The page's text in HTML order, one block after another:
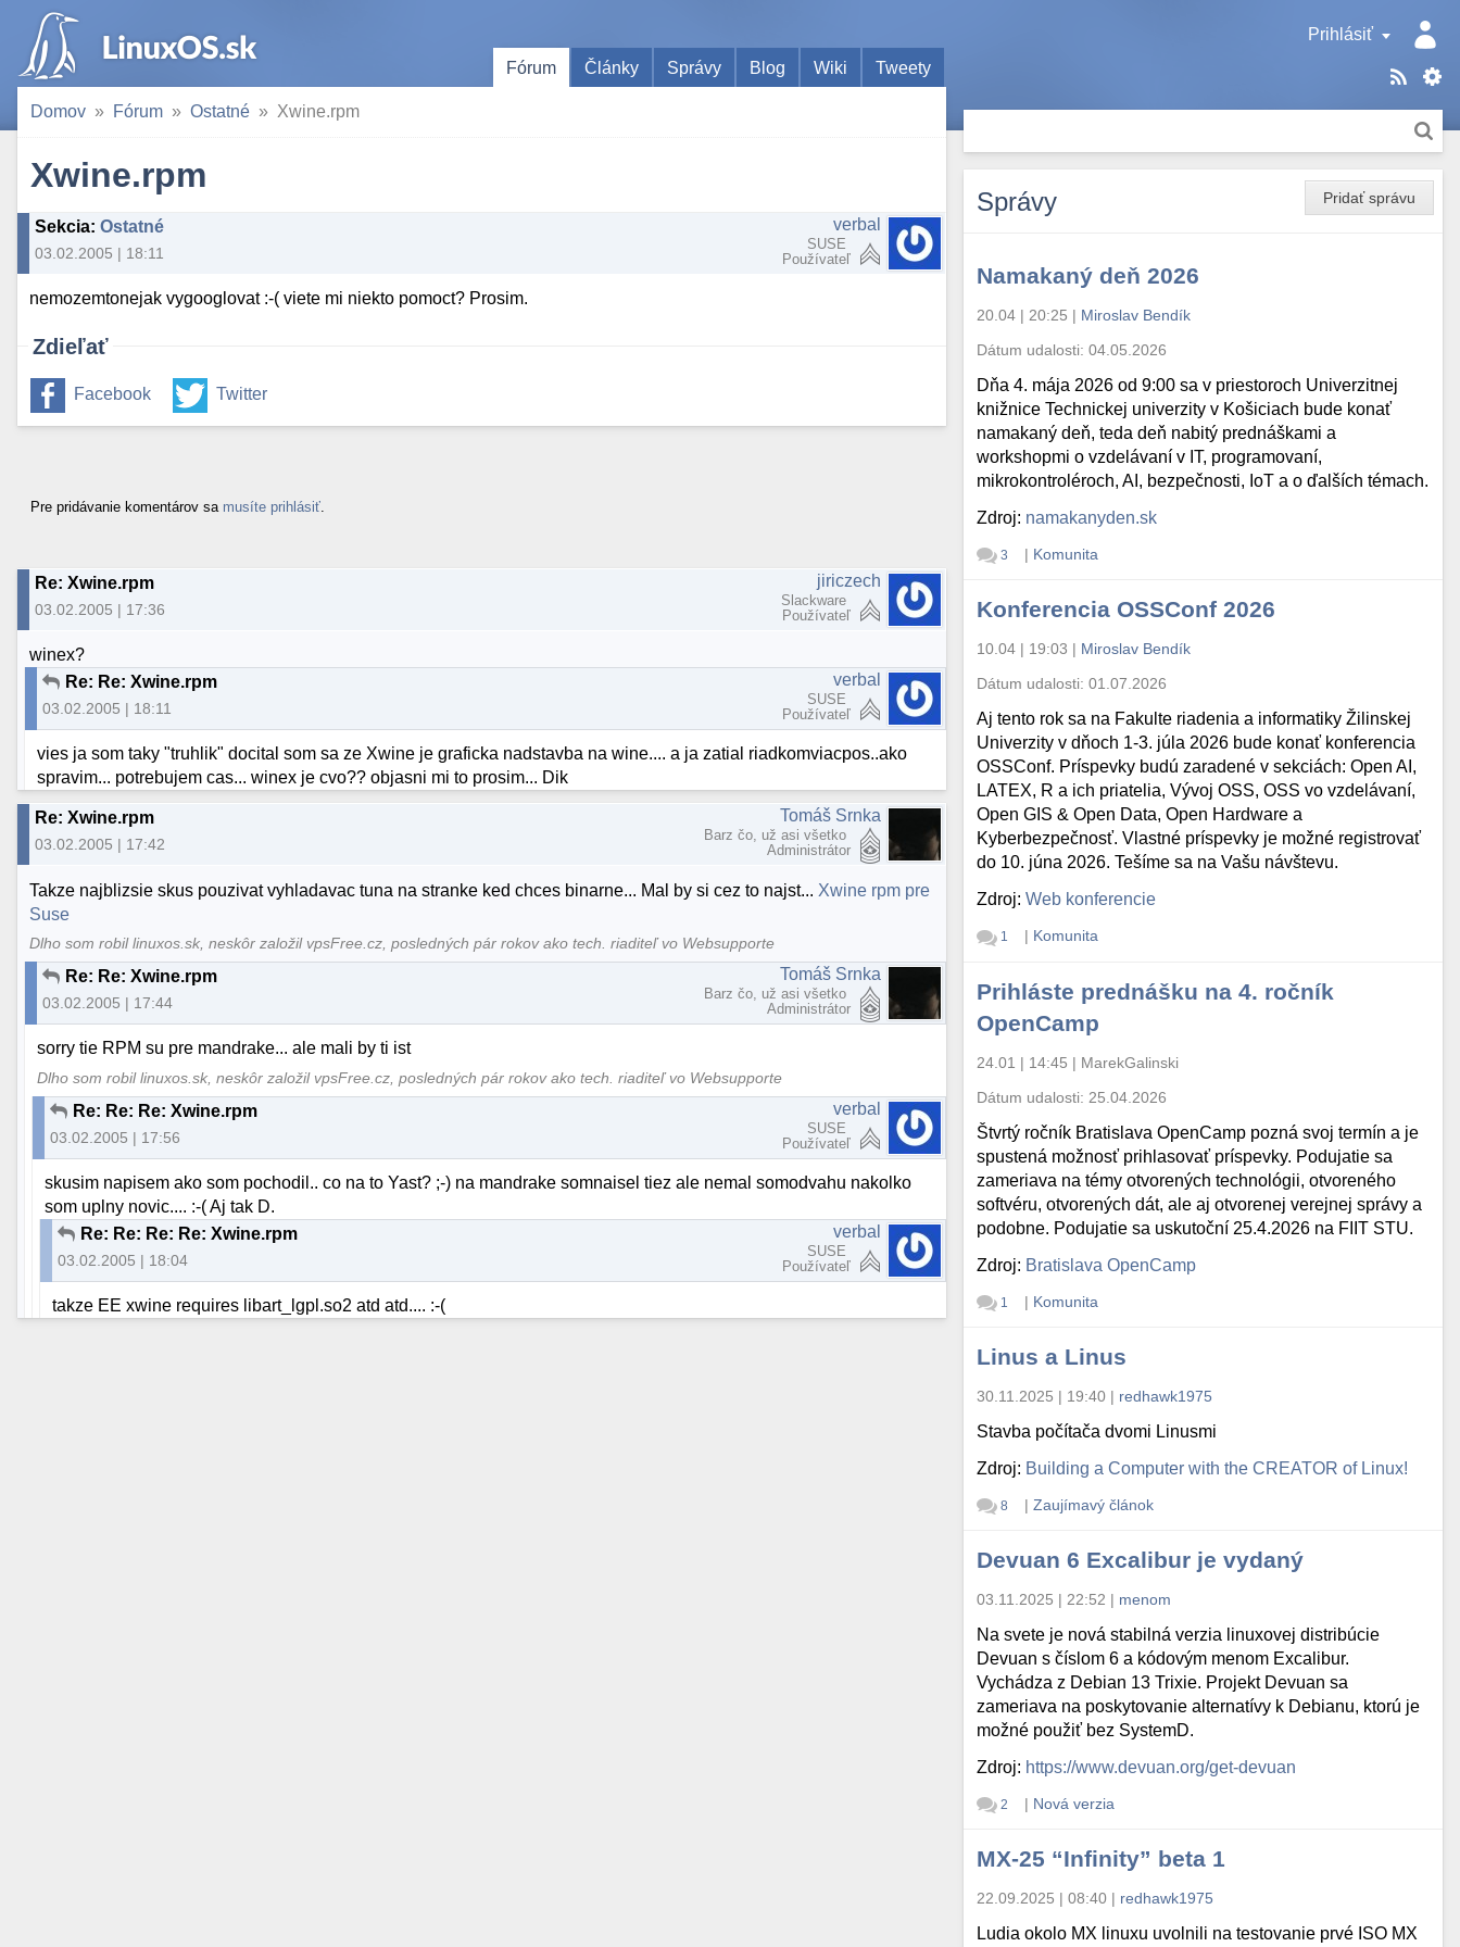
Prihlásiť
Fórum
Články Správy Blog Wiki Tweety
Domov Fórum Ostatné Xwine.rpm
Xwine.rpm
Sekcia: Ostatné
03.02.2005 | 18:11
verbal
SUSE
Používateľ
nemozemtonejak vygooglovat :-( viete mi niekto pomoct? Prosim.
Zdieľať
Facebook Twitter
Pre pridávanie komentárov sa musíte prihlásiť
Re: Xwine.rpm
03.02.2005 | 17:36
jiriczech
Slackware
Používateľ
winex?
Re: Re: Xwine.rpm
03.02.2005 | 18:11
verbal
SUSE
Používateľ
vies ja som taky "truhlik" docital som sa ze Xwine je graficka nadstavba na wine.... a ja zatial riadkomviacpos..ako
spravim... potrebujem cas... winex je cvo?? objasni mi to prosim... Dik
Re: Xwine.rpm
03.02.2005 | 17:42
Tomáš Srnka
Barz čo, už asi všetko
Administrátor
Takze najblizsie skus pouzivat vyhladavac tuna na stranke ked chces binarne... Mal by si cez to najst... Xwine rpm pre
Suse
Dlho som robil linuxos.sk, neskôr založil vpsFree.cz, posledných pár rokov ako tech. riaditeľ vo Websupporte
Re: Re: Xwine.rpm
03.02.2005 | 17:44
Tomáš Srnka
Barz čo, už asi všetko
Administrátor
sorry tie RPM su pre mandrake... ale mali by ti ist
Dlho som robil linuxos.sk, neskôr založil vpsFree.cz, posledných pár rokov ako tech. riaditeľ vo Websupporte
Re: Re: Re: Xwine.rpm
03.02.2005 | 17:56
verbal
SUSE
Používateľ
skusim napisem ako som pochodil.. co na to Yast? ;-) na mandrake somnaisel tiez ale nemal somodvahu nakolko
som uplny novic.... :-( Aj tak D.
Re: Re: Re: Re: Xwine.rpm
03.02.2005 | 18:04
verbal
SUSE
Používateľ
takze EE xwine requires libart_lgpl.so2 atd atd.... :-(
Pridať správu
Správy
Namakaný deň 2026
20.04 | 20:25 | Miroslav Bendík
Dátum udalosti:04.05.2026
Dňa 4. mája 2026 od 9:00 sa v priestoroch Univerzitnej
knižnice Technickej univerzity v Košiciach bude konať
namakaný deň, teda deň nabitý prednáškami a
workshopmi o vzdelávaní v IT, programovaní,
mikrokontroléroch, AI, bezpečnosti, IoT a o ďalších témach.
Zdroj: namakanyden.sk
3 | Komunita
Konferencia OSSConf 2026
10.04 | 19:03 | Miroslav Bendík
Dátum udalosti:01.07.2026
Aj tento rok sa na Fakulte riadenia a informatiky Žilinskej
Univerzity v dňoch 1-3. júla 2026 bude konať konferencia
OSSConf. Príspevky budú zaradené v sekciách: Open AI,
LATEX, R a ich priatelia, Vývoj OSS, OSS vo vzdelávaní,
Open GIS & Open Data, Open Hardware a
Kyberbezpečnosť. Vlastné príspevky je možné registrovať
do 10. júna 2026. Tešíme sa na Vašu návštevu.
Zdroj:Web konferencie
1 | Komunita
Prihláste prednášku na 4. ročník
OpenCamp
24.01 | 14:45 | MarekGalinski
Dátum udalosti: 25.04.2026
Štvrtý ročník Bratislava OpenCamp pozná svoj termín a je
spustená možnosť prihlasovať príspevky. Podujatie sa
zameriava na témy otvorených technológii, otvoreného
softvéru, otvorených dát, ale aj otvorenej verejnej správy a
podobne. Podujatie sa uskutoční 25.4.2026 na FIIT STU.
Zdroj: Bratislava OpenCamp
1 | Komunita
Linus a Linus
30.11.2025 | 19:40 | redhawk1975
Stavba počítača dvomi Linusmi
Zdroj: Building a Computer with the CREATOR of Linux!
8 | Zaujímavý článok
Devuan 6 Excalibur je vydaný
03.11.2025 | 22:52 | menom
Na svete je nová stabilná verzia linuxovej distribúcie
Devuan s číslom 6 a kódovým menom Excalibur.
Vychádza z Debian 13 Trixie. Projekt Devuan sa
zameriava na poskytovanie alternatívy k Debianu, ktorú je
možné použiť bez SystemD.
Zdroj: https://www.devuan.org/get-devuan
2 | Nová verzia
MX-25 “Infinity” beta 1
22.09.2025 | 08:40 | redhawk1975
Ludia okolo MX linuxu uvolnili na testovanie prvé ISO MX